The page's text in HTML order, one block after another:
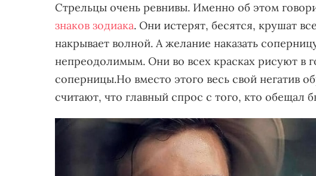
Стрельцы очень ревнивы. Именно об этом
знаков зодиака. Они истерят, бесятся, крушат
накрывает волной. А желание наказать
непреодолимым. Они во всех красках рисуют в
соперницы.Но вместо этого весь свой негатив
считают, что главный спрос с того, кто обещал